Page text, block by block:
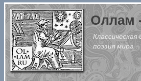
Перейти к основному содержанию
Оллам
Классическая
поэзия мира